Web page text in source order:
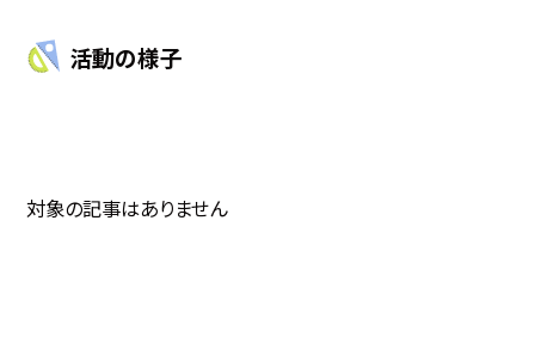
活動の様子
対象の記事はありません